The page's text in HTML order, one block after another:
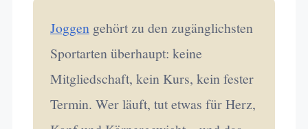
Joggengehört zu den zugänglichsten
Sportarten überhaupt: keine
Mitgliedschaft, kein Kurs, kein fester
Termin. Wer läuft, tut etwas für Herz,